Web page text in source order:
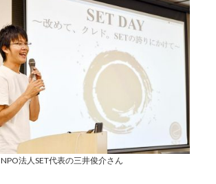
NPO法人SET代表の三井俊介さん